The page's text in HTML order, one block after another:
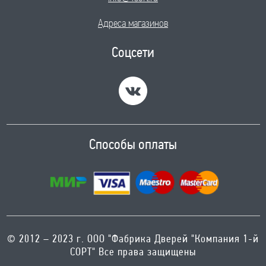
Адреса магазинов
Соцсети
Способы оплаты
© 2012 – 2023 г. ООО "Фабрика Дверей "Компания 1-й
СОРТ" Все права защищены